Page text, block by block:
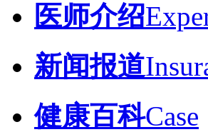
医师介绍
新闻报道
健康百科Case